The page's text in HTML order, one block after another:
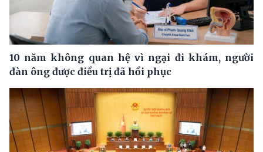
10 năm không quan hệ vì ngại đi khám, người
đàn ông được điều trị đã hồi phục